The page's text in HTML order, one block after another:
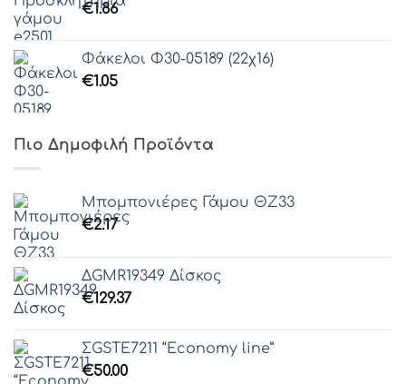
€1.86
Φάκελοι Φ30-05189 (22χ16)
€1.05
Πιο Δημοφιλή Προϊόντα
Μπομπονιέρες Γάμου ΘΖ33
€2.17
ΔGMR19349 Δίσκος
€129.37
ΣGSTE7211 “Economy line”
€50.00